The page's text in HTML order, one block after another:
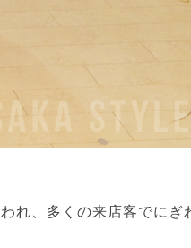
れ、多くの来店客でにぎ